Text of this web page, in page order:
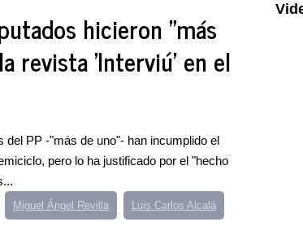
hicieron "más
revista 'Interviú' en el
del PP -"más de uno"- han incumplido el
pero lo ha justificado por el "hecho
Miguel Ángel Revilla Luis Carlos Alcalá